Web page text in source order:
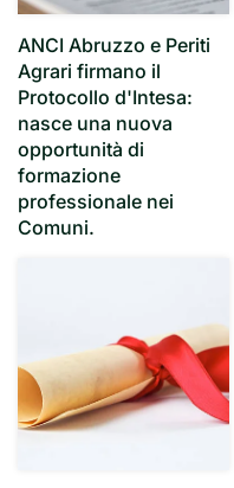
ANCI Abruzzo e Periti
Agrari firmano il
Protocollo d'Intesa:
nasce una nuova
opportunità di
formazione
professionale nei
Comuni.